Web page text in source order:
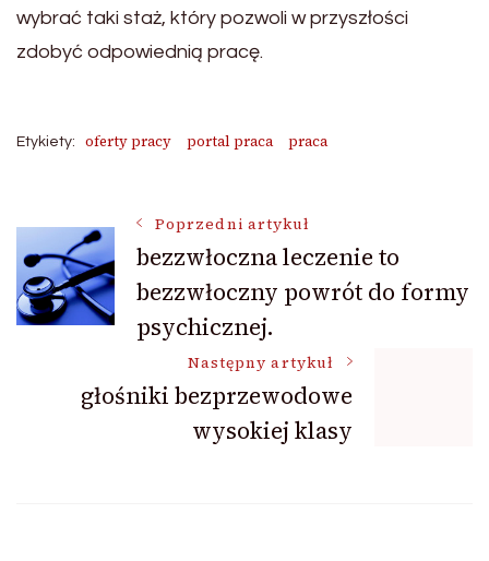
wybrać taki staż, który pozwoli w przyszłości
zdobyć odpowiednią pracę.
Etykiety: oferty pracy portal praca praca
Nawigacja
wpisu
Poprzedni artykuł
bezzwłoczna leczenie to
bezzwłoczny powrót do formy
psychicznej.
Następny artykuł
głośniki bezprzewodowe
wysokiej klasy